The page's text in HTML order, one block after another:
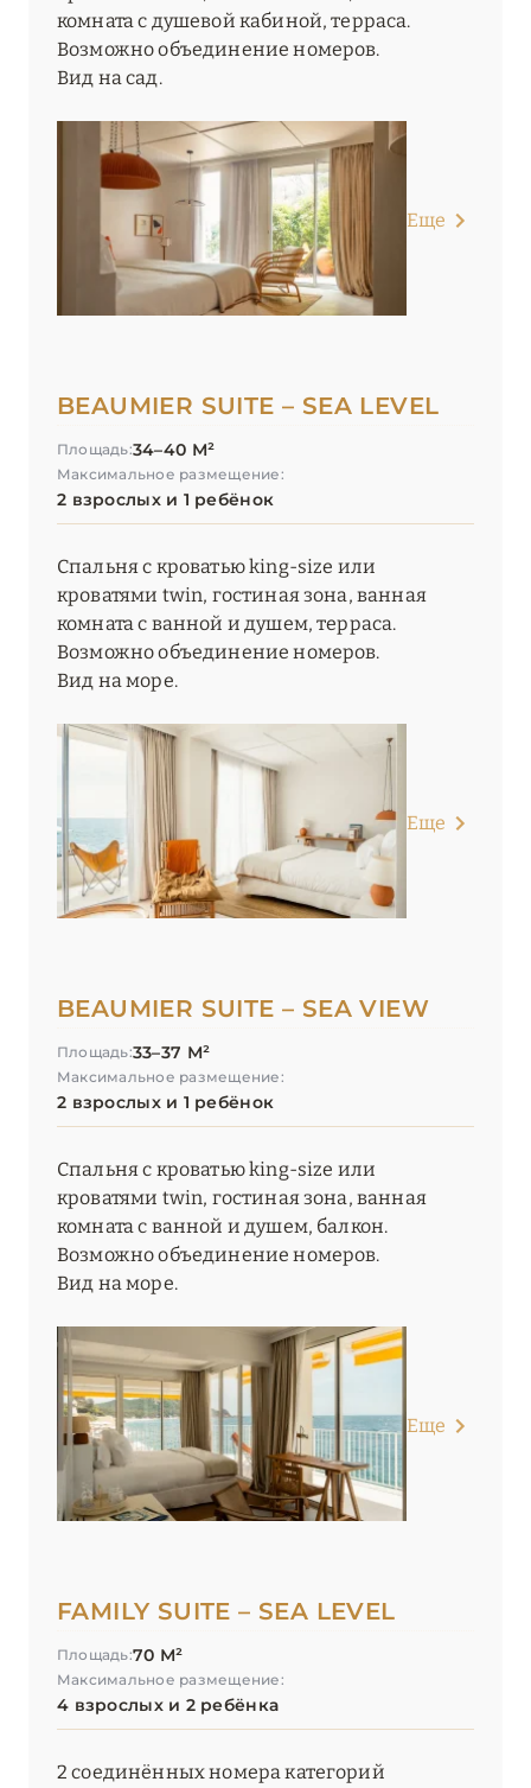
комната с душевой кабиной, терраса.
Возможно объединение номеров.
Вид на сад.
Еще
BEAUMIER SUITE – SEA LEVEL
Площадь:34–40 М²
Максимальное размещение:
2 взрослых и 1 ребёнок
Спальня с кроватью king-size или
кроватями twin, гостиная зона, ванная
комната с ванной и душем, терраса.
Возможно объединение номеров.
Вид на море.
Еще
BEAUMIER SUITE – SEA VIEW
Площадь:33–37 М²
Максимальное размещение:
2 взрослых и 1 ребёнок
Спальня с кроватью king-size или
кроватями twin, гостиная зона, ванная
комната с ванной и душем, балкон.
Возможно объединение номеров.
Вид на море.
Еще
FAMILY SUITE – SEA LEVEL
Площадь:70 М²
Максимальное размещение:
4 взрослых и 2 ребёнка
2 соединённых номера категорий